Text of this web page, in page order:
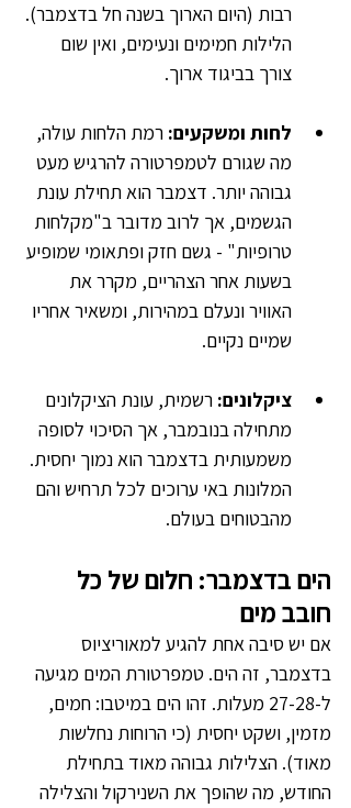
רבות (היום הארוך בשנה חל בדצמבר).
הלילות חמימים ונעימים, ואין שום
צורך בביגוד ארוך.
לחות ומשקעים: רמת הלחות עולה,
מה שגורם לטמפרטורה להרגיש מעט
גבוהה יותר. דצמבר הוא תחילת עונת
הגשמים, אך לרוב מדובר ב"מקלחות
טרופיות" - גשם חזק ופתאומי שמופיע
בשעות אחר הצהריים, מקרר את
האוויר ונעלם במהירות, ומשאיר אחריו
שמיים נקיים.
ציקלונים: רשמית, עונת הציקלונים
מתחילה בנובמבר, אך הסיכוי לסופה
משמעותית בדצמבר הוא נמוך יחסית.
המלונות באי ערוכים לכל תרחיש והם
מהבטוחים בעולם.
הים בדצמבר: חלום של כל
חובב מים
אם יש סיבה אחת להגיע למאוריציוס
בדצמבר, זה הים. טמפרטורת המים מגיעה
ל-27-28 מעלות. זהו הים במיטבו: חמים,
מזמין, ושקט יחסית (כי הרוחות נחלשות
מאוד). הצלילות גבוהה מאוד בתחילת
החודש, מה שהופך את השנירקול והצלילה